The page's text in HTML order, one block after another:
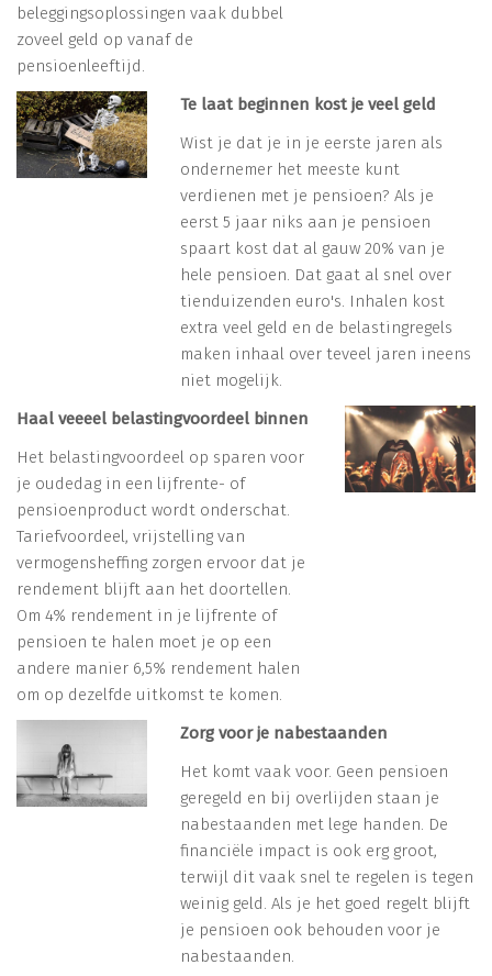
beleggingsoplossingen vaak dubbel
zoveel geld op vanaf de
pensioenleeftijd.
Te laat beginnen kost je veel geld
Wist je dat je in je eerste jaren als
ondernemer het meeste kunt
verdienen met je pensioen? Als je
eerst 5 jaar niks aan je pensioen
spaart kost dat al gauw 20% van je
hele pensioen. Dat gaat al snel over
tienduizenden euro's. Inhalen kost
extra veel geld en de belastingregels
maken inhaal over teveel jaren ineens
niet mogelijk.
Haal veeeel belastingvoordeel binnen
Het belastingvoordeel op sparen voor
je oudedag in een lijfrente- of
pensioenproduct wordt onderschat.
Tariefvoordeel, vrijstelling van
vermogensheffing zorgen ervoor dat je
rendement blijft aan het doortellen.
Om 4% rendement in je lijfrente of
pensioen te halen moet je op een
andere manier 6,5% rendement halen
om op dezelfde uitkomst te komen.
Zorg voor je nabestaanden
Het komt vaak voor. Geen pensioen
geregeld en bij overlijden staan je
nabestaanden met lege handen. De
financiële impact is ook erg groot,
terwijl dit vaak snel te regelen is tegen
weinig geld. Als je het goed regelt blijft
je pensioen ook behouden voor je
nabestaanden.